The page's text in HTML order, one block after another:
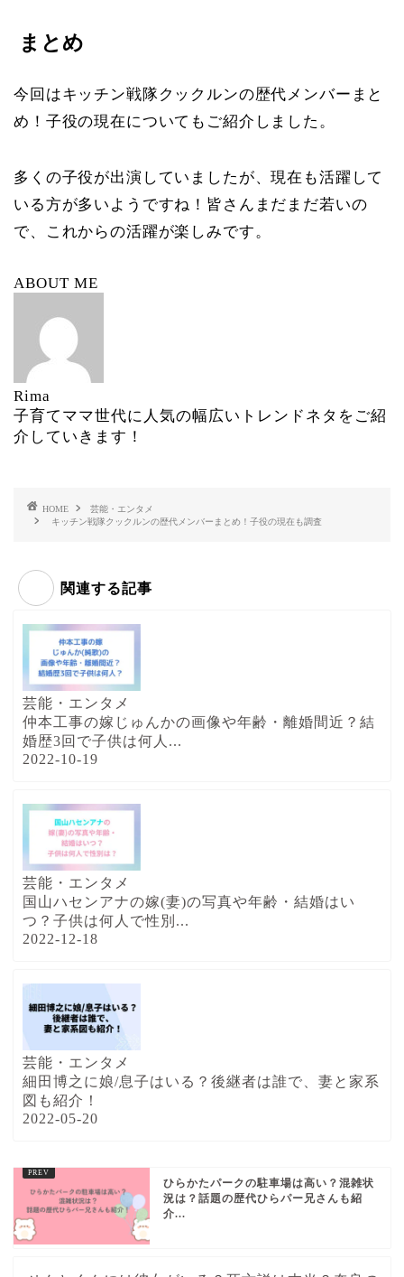
まとめ
今回はキッチン戦隊クックルンの歴代メンバーまと
め！子役の現在についてもご紹介しました。
多くの子役が出演していましたが、現在も活躍して
いる方が多いようですね！皆さんまだまだ若いの
で、これからの活躍が楽しみです。
ABOUT ME
Rima
子育てママ世代に人気の幅広いトレンドネタをご紹
介していきます！
HOME
芸能・エンタメ
キッチン戦隊クックルンの歴代メンバーまとめ！子役の現在も調査
関連する記事
芸能・エンタメ
仲本工事の嫁じゅんかの画像や年齢・離婚間近？結
婚歴3回で子供は何人...
2022-10-19
芸能・エンタメ
国山ハセンアナの嫁(妻)の写真や年齢・結婚はい
つ？子供は何人で性別...
2022-12-18
芸能・エンタメ
細田博之に娘/息子はいる？後継者は誰で、妻と家系
図も紹介！
2022-05-20
ひらかたパークの駐車場は高い？混雑状
況は？話題の歴代ひらパー兄さんも紹
介...